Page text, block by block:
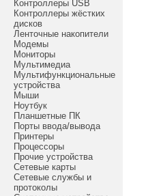
Контроллеры USB
Контроллеры жёстких
дисков
Ленточные накопители
Модемы
Мониторы
Мультимедиа
Мультифункциональные
устройства
Мыши
Ноутбук
Планшетные ПК
Порты ввода/вывода
Принтеры
Процессоры
Прочие устройства
Сетевые карты
Сетевые службы и
протоколы